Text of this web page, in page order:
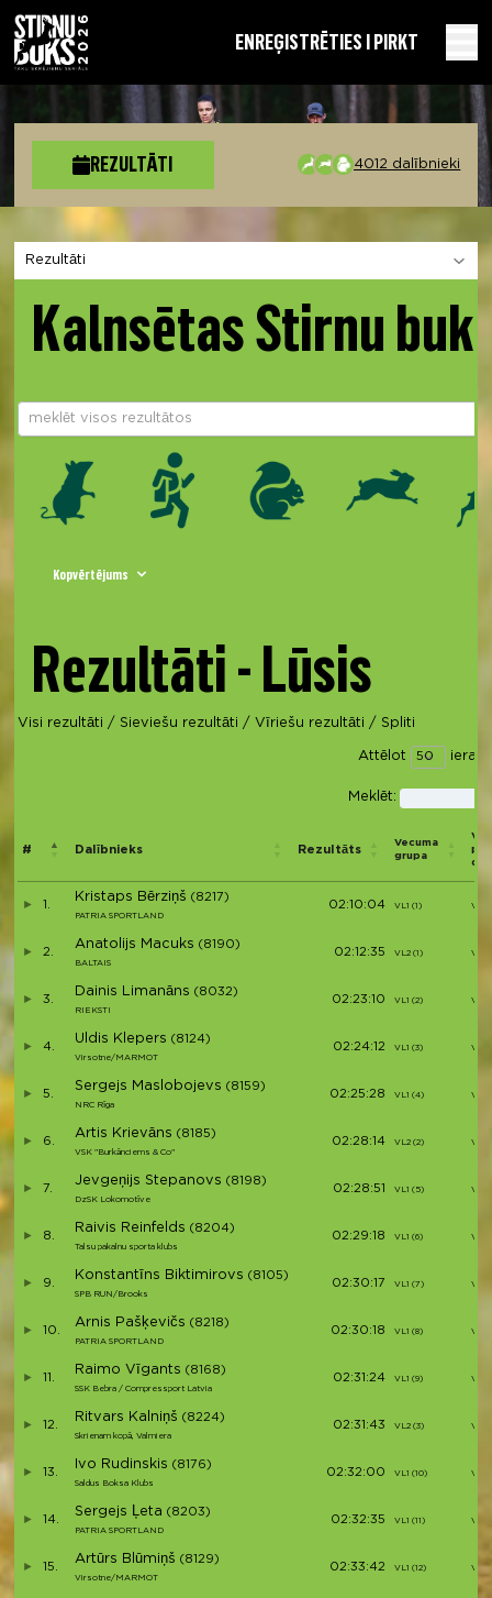
ENREĢISTRĒTIES I PIRKT
REZULTĀTI 4012 dalībnieki
Izvēlies sadaļu
Kalnsētas Stirnu
Kopvērtējums
Rezultāti - Lūsis
Visi rezultāti / Sieviešu rezultāti / Vīriešu rezultāti / Spliti
Attēlot
Meklēt:
# Dalībnieks Rezultāts
Vecuma
grupa
pēc
1.
Kristaps Bērziņš (8217)
PATRIA SPORTLAND
02:10:04 VL1 (1) V1
2.
Anatolijs Macuks (8190)
BALTAIS
02:12:35 VL2 (1) V2
3.
Dainis Limanāns (8032)
RIEKSTI
02:23:10 VL1 (2) V3
4.
Uldis Klepers (8124)
Virsotne/MARMOT
02:24:12 VL1 (3) V4
5.
Sergejs Maslobojevs (8159)
NRC Rīga
02:25:28 VL1 (4) V5
6.
Artis Krievāns (8185)
VSK "Burkānciems & Co"
02:28:14 VL2 (2) V6
7.
Jevgeņijs Stepanovs (8198)
DzSK Lokomotīve
02:28:51 VL1 (5) V7
8.
Raivis Reinfelds (8204)
Talsu pakalnu sporta klubs
02:29:18 VL1 (6) V8
9.
Konstantīns Biktimirovs (8105)
SPB RUN/Brooks
02:30:17 VL1 (7) V9
10.
Arnis Pašķevičs (8218)
PATRIA SPORTLAND
02:30:18 VL1 (8) V10
11.
Raimo Vīgants (8168)
SSK Bebra / Compressport Latvia
02:31:24 VL1 (9) V11
12.
Ritvars Kalniņš (8224)
Skrienam kopā, Valmiera
02:31:43 VL2 (3) V12
13.
Ivo Rudinskis (8176)
Saldus Boksa Klubs
02:32:00 VL1 (10) V13
14.
Sergejs Ļeta (8203)
PATRIA SPORTLAND
02:32:35 VL1 (11) V14
15.
Artūrs Blūmiņš (8129)
Virsotne/MARMOT
02:33:42 VL1 (12) V15